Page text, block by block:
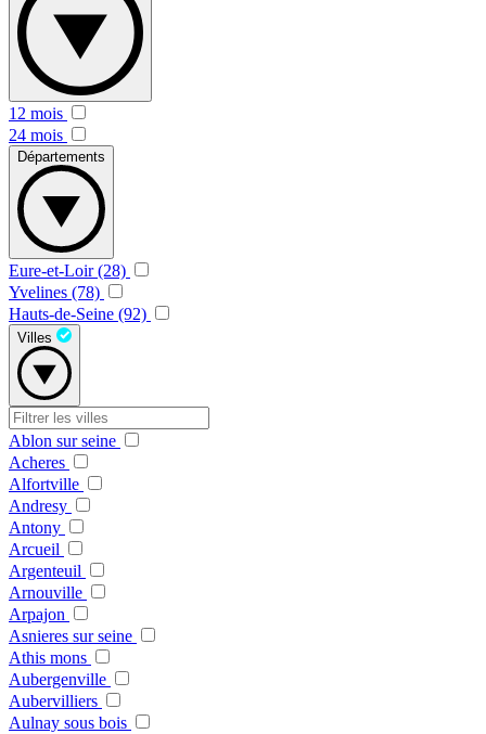
12 mois
24 mois
Départements
Eure-et-Loir (28)
Yvelines (78)
Hauts-de-Seine (92)
Villes
Ablon sur seine
Acheres
Alfortville
Andresy
Antony
Arcueil
Argenteuil
Arnouville
Arpajon
Asnieres sur seine
Athis mons
Aubergenville
Aubervilliers
Aulnay sous bois